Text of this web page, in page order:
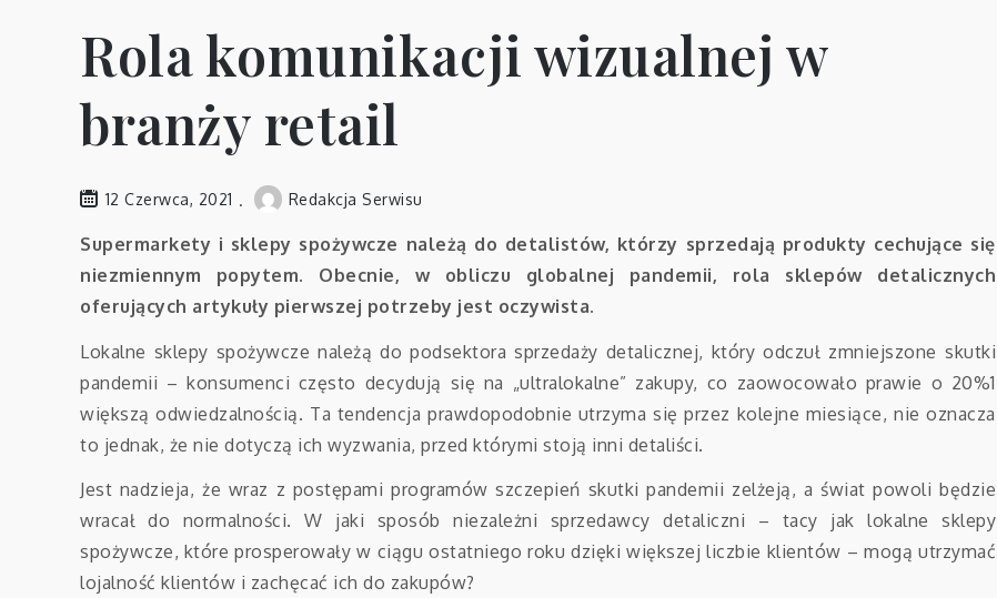
Rola komunikacji wizualnej w
branży retail
12 Czerwca, 2021 Redakcja Serwisu
Supermarkety i sklepy spożywcze należą do detalistów, którzy sprzedają produkty cechujące się
niezmiennym popytem. Obecnie, w obliczu globalnej pandemii, rola sklepów detalicznych
oferujących artykuły pierwszej potrzeby jest oczywista.
Lokalne sklepy spożywcze należą do podsektora sprzedaży detalicznej, który odczuł zmniejszone skutki
pandemii – konsumenci często decydują się na „ultralokalne” zakupy, co zaowocowało prawie o 20%1
większą odwiedzalnością. Ta tendencja prawdopodobnie utrzyma się przez kolejne miesiące, nie oznacza
to jednak, że nie dotyczą ich wyzwania, przed którymi stoją inni detaliści.
Jest nadzieja, że wraz z postępami programów szczepień skutki pandemii zelżeją, a świat powoli będzie
wracał do normalności. W jaki sposób niezależni sprzedawcy detaliczni – tacy jak lokalne sklepy
spożywcze, które prosperowały w ciągu ostatniego roku dzięki większej liczbie klientów – mogą utrzymać
lojalność klientów i zachęcać ich do zakupów?